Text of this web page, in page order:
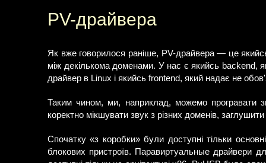
PV-драйвера
Як вже говорилося раніше, PV-драйвера — це
між декількома доменами. У нас є якийсь backend,
драйвер в Linux і якийсь frontend, який надає не
Таким чином, ми, наприклад, можемо програвати
коректно мікшувати звук з різних доменів,
Спочатку «з коробки» були доступні тільки
блокових пристроїв. Паравиртуальные драйвери